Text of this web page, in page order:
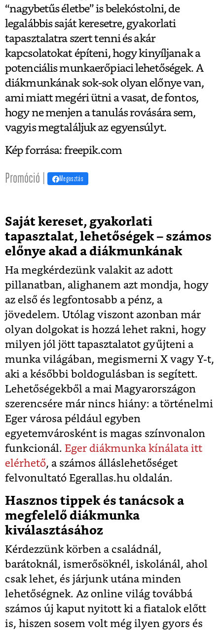
“nagybetűs életbe” is belekóstolni, de
legalábbis saját keresetre, gyakorlati
tapasztalatra szert tenni és akár
kapcsolatokat építeni, hogy kinyíljanak a
potenciális munkaerőpiaci lehetőségek. A
diákmunkának sok-sok olyan előnye van,
ami miatt megéri ütni a vasat, de fontos,
hogy ne menjen a tanulás rovására sem,
vagyis megtaláljuk az egyensúlyt.
Kép forrása: freepik.com
Promóció | Megosztás
Saját kereset, gyakorlati
tapasztalat, lehetőségek – számos
előnye akad a diákmunkának
Ha megkérdezünk valakit az adott
pillanatban, alighanem azt mondja, hogy
az első és legfontosabb a pénz, a
jövedelem. Utólag viszont azonban már
olyan dolgokat is hozzá lehet rakni, hogy
milyen jól jött tapasztalatot gyűjteni a
munka világában, megismerni X vagy Y-t,
aki a későbbi boldogulásban is segített.
Lehetőségekből a mai Magyarországon
szerencsére már nincs hiány: a történelmi
Eger városa például egyben
egyetemvárosként is magas színvonalon
funkcionál. Eger diákmunka kínálata itt
elérhető, a számos álláslehetőséget
felvonultató Egerallas.hu oldalán.
Hasznos tippek és tanácsok a
megfelelő diákmunka
kiválasztásához
Kérdezzünk körben a családnál,
barátoknál, ismerősöknél, iskolánál, ahol
csak lehet, és járjunk utána minden
lehetőségnek. Az online világ továbbá
számos új kaput nyitott ki a fiatalok előtt
is, hiszen sosem volt még ilyen gyors és